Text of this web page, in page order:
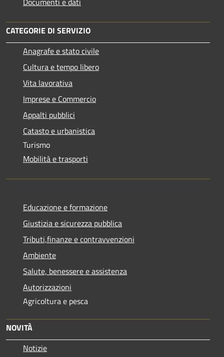
CATEGORIE DI SERVIZIO
Anagrafe e stato civile
Cultura e tempo libero
Vita lavorativa
Imprese e Commercio
Appalti pubblici
Catasto e urbanistica
Turismo
Mobilità e trasporti
Educazione e formazione
Giustizia e sicurezza pubblica
Tributi,finanze e contravvenzioni
Ambiente
Salute, benessere e assistenza
Autorizzazioni
Agricoltura e pesca
NOVITÀ
Notizie